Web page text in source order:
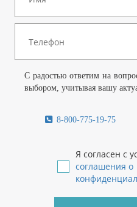
С радостью ответим на
выбором, учитывая вашу
8-800-775-19-75
Я согласен с
соглашения о